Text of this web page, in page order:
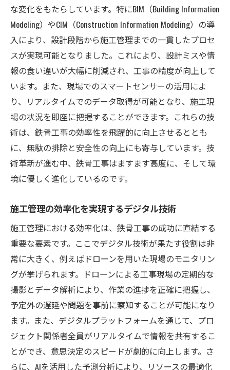
な変化をもたらしています。特にBIM（Building Information
Modeling）やCIM（Construction Information Modeling）の導
入により、設計段階から施工管理までの一貫したプロセ
スが実現可能となりました。これにより、設計ミスや情
報の食い違いが大幅に削減され、工事の精度が向上して
います。また、現場でのスマートセンサーの活用によ
り、リアルタイムでのデータ取得が可能となり、施工現
場の状況を即座に把握することができます。これらの技
術は、鉄骨工事の効率性を飛躍的に向上させるととも
に、無駄の排除と安全性の向上にも寄与しています。技
術革新が進む中、鉄骨工事はますます高度に、そして環
境に優しく進化しているのです。
施工管理の効率化を実現するデジタル技術
施工管理における効率化は、鉄骨工事の成功に直結する
重要な要素です。ここでデジタル技術が果たす役割は非
常に大きく、例えばドローンを用いた現場のモニタリン
グが挙げられます。ドローンによる工事現場の定期的な
撮影とデータ解析により、作業の進捗を正確に把握し、
予定外の遅延や問題を事前に察知することが可能になり
ます。また、デジタルプラットフォームを通じて、プロ
ジェクト関係者全員がリアルタイムで情報を共有するこ
とができ、意思決定のスピードが劇的に向上します。さ
らに、AIを活用した予測分析により、リソースの最適化